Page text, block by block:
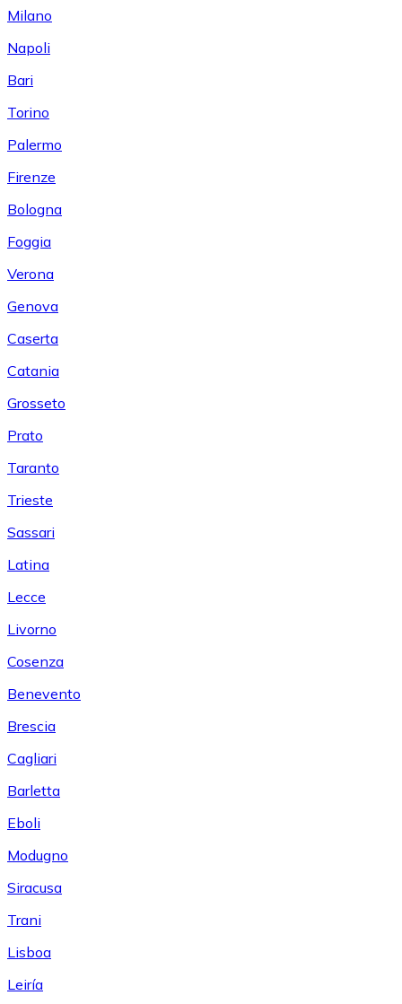
Milano
Napoli
Bari
Torino
Palermo
Firenze
Bologna
Foggia
Verona
Genova
Caserta
Catania
Grosseto
Prato
Taranto
Trieste
Sassari
Latina
Lecce
Livorno
Cosenza
Benevento
Brescia
Cagliari
Barletta
Eboli
Modugno
Siracusa
Trani
Lisboa
Leiría